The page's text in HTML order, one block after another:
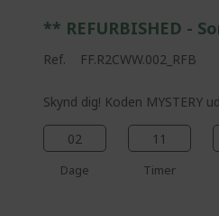
** REFURBISHED -
Ref. FF.R2CWW.002_RFB
Skynd dig! Koden MYSTERY
02
Dage
11
Timer